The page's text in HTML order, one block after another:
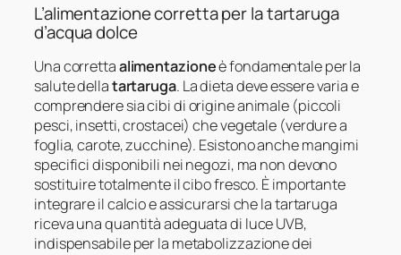
L’alimentazione corretta per la tartaruga
d’acqua dolce
Una correttaalimentazioneè fondamentale per la
salute dellatartaruga. La dieta deve essere varia e
comprendere sia cibi di origine animale (piccoli
pesci, insetti, crostacei) che vegetale (verdure a
foglia, carote, zucchine). Esistono anche mangimi
specifici disponibili nei negozi, ma non devono
sostituire totalmente il cibo fresco. È importante
integrare il calcio e assicurarsi che la tartaruga
riceva una quantità adeguata di luce UVB,
indispensabile per la metabolizzazione dei